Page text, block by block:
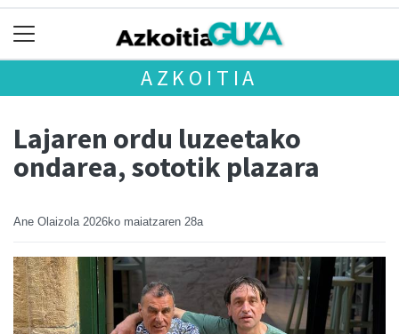
AZKOITIA
Lajaren ordu luzeetako
ondarea, sototik plazara
Ane Olaizola 2026ko maiatzaren 28a